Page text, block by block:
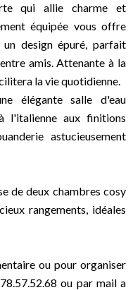
qui allie charme et
équipée vous offre
design épuré, parfait
amis. Attenante à la
la vie quotidienne.
élégante salle d'eau
l'italienne aux finitions
astucieusement
de deux chambres cosy
rangements, idéales
ou pour organiser
ou par mail a